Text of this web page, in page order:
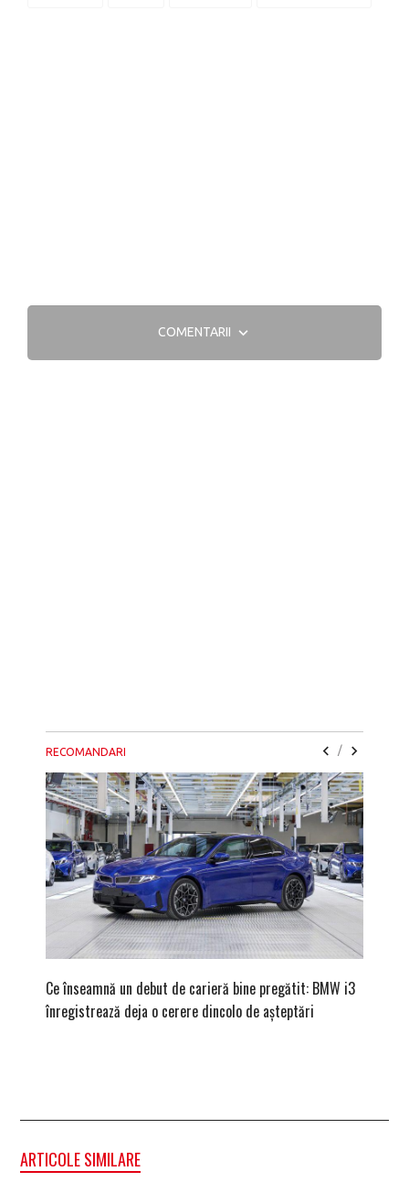
COMENTARII
RECOMANDARI /
Ce înseamnă un debut de carieră bine pregătit: BMW i3
înregistrează deja o cerere dincolo de așteptări
ARTICOLE SIMILARE